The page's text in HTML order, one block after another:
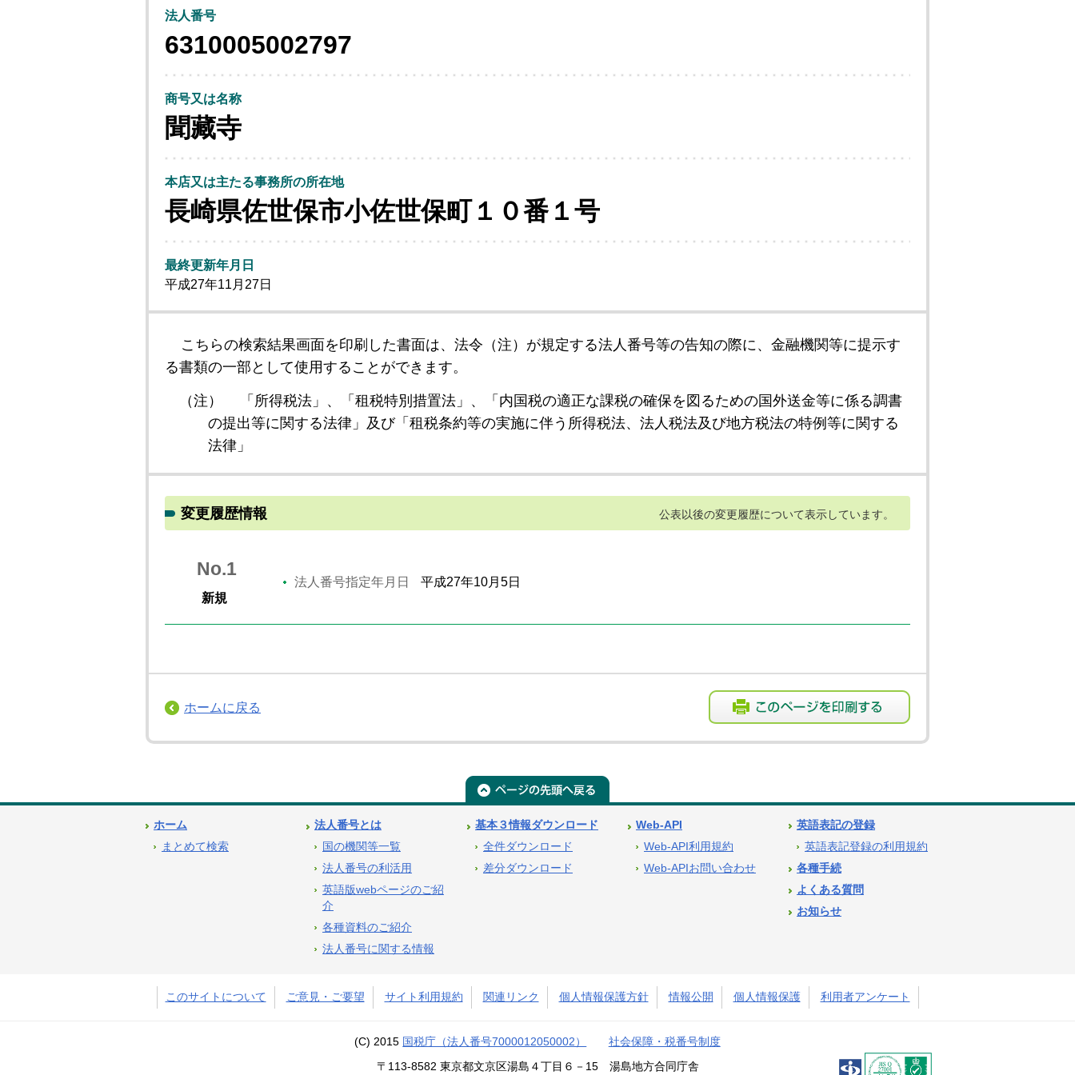
法人番号
6310005002797
商号又は名称
聞藏寺
本店又は主たる事務所の所在地
長崎県佐世保市小佐世保町１０番１号
最終更新年月日
平成27年11月27日
こちらの検索結果画面を印刷した書面は、法令（注）が規定する法人番号等の告知の際に、金融機関等に提示す
る書類の一部として使用することができます。
（注）
「所得税法」、「租税特別措置法」、「内国税の適正な課税の確保を図るための国外送金等に係る調書
の提出等に関する法律」及び「租税条約等の実施に伴う所得税法、法人税法及び地方税法の特例等に関する
法律」
変更履歴情報 公表以後の変更履歴について表示しています。
No.1
新規
法人番号指定年月日 平成27年10月5日
ホームに戻る
ホーム
まとめて検索
法人番号とは
国の機関等一覧
法人番号の利活用
英語版webページのご紹
介
各種資料のご紹介
法人番号に関する情報
基本３情報ダウンロード
全件ダウンロード
差分ダウンロード
Web-API
Web-API利用規約
Web-APIお問い合わせ
英語表記の登録
英語表記登録の利用規約
各種手続
よくある質問
お知らせ
このサイトについて ご意見・ご要望 サイト利用規約 関連リンク 個人情報保護方針 情報公開 個人情報保護 利用者アンケート
(C) 2015 国税庁（法人番号7000012050002） 社会保障・税番号制度
〒113-8582 東京都文京区湯島４丁目６－15 湯島地方合同庁舎